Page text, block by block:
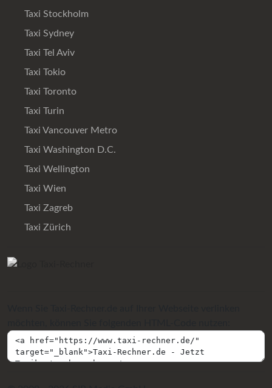
Taxi Stockholm
Taxi Sydney
Taxi Tel Aviv
Taxi Tokio
Taxi Toronto
Taxi Turin
Taxi Vancouver Metro
Taxi Washington D.C.
Taxi Wellington
Taxi Wien
Taxi Zagreb
Taxi Zürich